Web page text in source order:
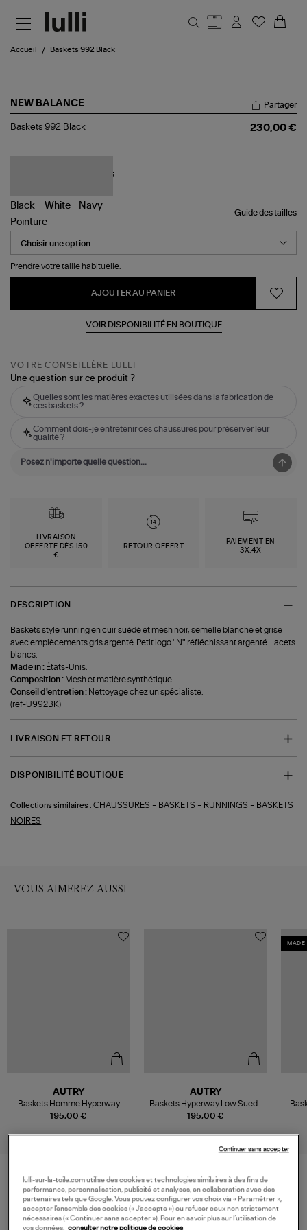
Accueil Baskets 992 Black
NEW BALANCE
Baskets
Partager
Baskets 992 Black 230,00 €
Guide des tailles
Pointure
Prendre votre taille habituelle.
AJOUTER AU PANIER
VOIR DISPONIBILITÉ EN BOUTIQUE
VOTRE CONSEILLÈRE LULLI
Une question sur ce produit ?
Quelles sont les matières exactes utilisées dans la fabrication de
ces baskets ?
Comment dois-je entretenir ces chaussures pour préserver leur
qualité ?
LIVRAISON
OFFERTE DÈS 150
€
RETOUR OFFERT
PAIEMENT EN
3X,4X
DESCRIPTION
Baskets style running en cuir suédé et mesh noir, semelle blanche et grise
avec empiècements gris argenté. Petit logo "N" réfléchissant argenté. Lacets
blancs.
Made in : États-Unis.
Composition : Mesh et matière synthétique.
Conseil d'entretien : Nettoyage chez un spécialiste.
(ref-U992BK)
LIVRAISON ET RETOUR
DISPONIBILITÉ BOUTIQUE
Collections similaires : CHAUSSURES - BASKETS - RUNNINGS - BASKETS
NOIRES
VOUS AIMEREZ AUSSI
195,00 €
AUTRY
Baskets Homme Hyperway
Low Suede Mesh Black Silver
195,00 €
AUTRY
Baskets Hyperway Low Suede
Mesh Black
MADE
VOS DERNIERS PRODUITS VUS
lulli-sur-la-toile.com utilise des cookies et technologies similaires à des fins de
performance, personnalisation, publicité et analyses, en collaboration avec des
partenaires tels que Google. Vous pouvez configurer vos choix via « Paramétrer »,
accepter l’ensemble des cookies (« J’accepte ») ou refuser ceux non strictement
nécessaires (« Continuer sans accepter »). Pour en savoir plus sur l’utilisation de
vos données,
consulter notre politique de cookies
Continuer sans accepter